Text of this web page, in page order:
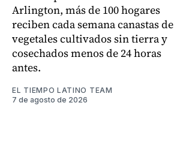
Arlington, más de 100 hogares
reciben cada semana canastas de
vegetales cultivados sin tierra y
cosechados menos de 24 horas
antes.
EL TIEMPO LATINO TEAM
7 de agosto de 2026